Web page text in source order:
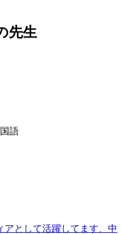
先生
語
として活躍してます、中